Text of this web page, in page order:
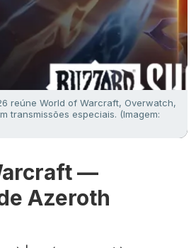
reúne World of Warcraft, Overwatch,
transmissões especiais. (Imagem:
—
Azeroth